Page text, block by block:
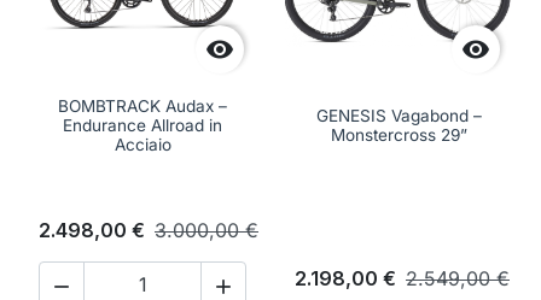

BOMBTRACK Audax –
Endurance Allroad in
Acciaio
2.498,00 € 3.000,00 €
 

GENESIS Vagabond –
Monstercross 29”
2.198,00 € 2.549,00 €